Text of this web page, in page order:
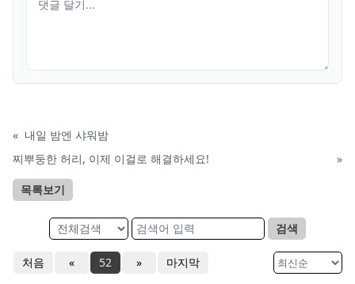
« 내일 밤엔 샤워밤
찌뿌둥한 허리, 이제 이걸로 해결하세요!
»
목록보기
검색
처음 « 52 » 마지막